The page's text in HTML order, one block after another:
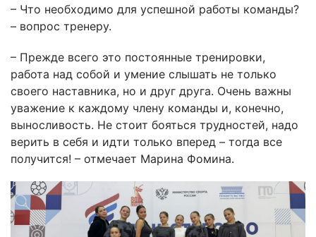
– Что необходимо для успешной работы команды?
– вопрос тренеру.
– Прежде всего это постоянные тренировки,
работа над собой и умение слышать не только
своего наставника, но и друг друга. Очень важны
уважение к каждому члену команды и, конечно,
выносливость. Не стоит бояться трудностей, надо
верить в себя и идти только вперед – тогда все
получится! – отмечает Марина Фомина.